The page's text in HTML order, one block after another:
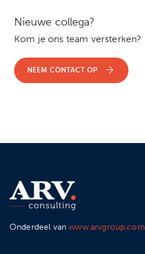
Nieuwe collega?
Kom je ons team versterken?
NEEM CONTACT OP
Onderdeel vanwww.arvgroup.com